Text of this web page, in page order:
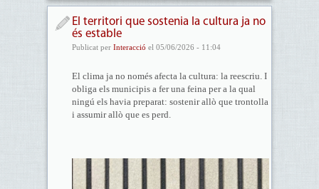
El territori que sostenia la cultura ja no
és estable
Publicat per Interacció el 05/06/2026 - 11:04
El clima ja no només afecta la cultura: la reescriu. I
obliga els municipis a fer una feina per a la qual
ningú els havia preparat: sostenir allò que trontolla
i assumir allò que es perd.